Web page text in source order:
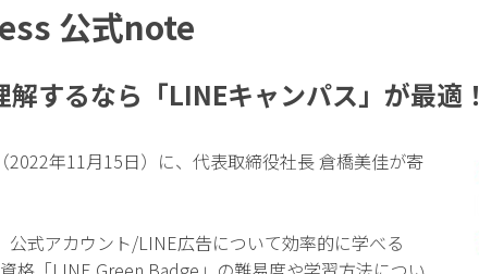
公式note
するなら「LINEキャンパス」が最適！
年11月15日）に、代表取締役社長 倉橋美佳が寄
式アカウント/LINE広告について効率的に学べる